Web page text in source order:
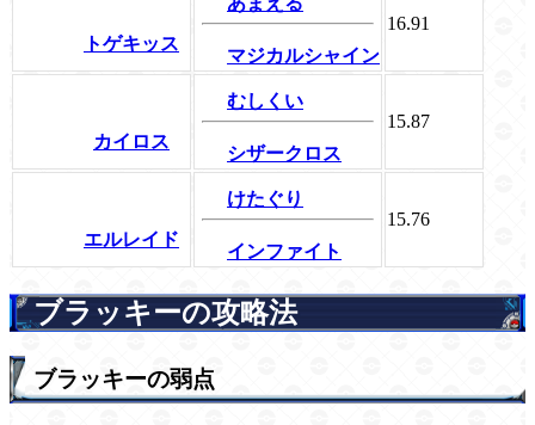
トゲキッス
マジカルシャイン
16.91
カイロス
むしくい
シザークロス
15.87
エルレイド
けたぐり
インファイト
15.76
ブラッキーの攻略法
ブラッキーの弱点